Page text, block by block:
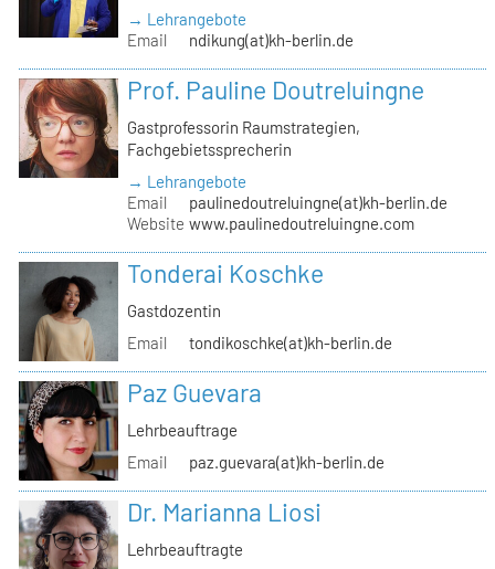
→ Lehrangebote
Email
ndikung(at)kh-berlin.de
Prof. Pauline Doutreluingne
Gastprofessorin Raumstrategien,
Fachgebietssprecherin
→ Lehrangebote
Email
paulinedoutreluingne(at)kh-berlin.de
Website www.paulinedoutreluingne.com
Tonderai Koschke
Gastdozentin
Email
tondikoschke(at)kh-berlin.de
Paz Guevara
Lehrbeauftrage
Email
paz.guevara(at)kh-berlin.de
Dr. Marianna Liosi
Lehrbeauftragte